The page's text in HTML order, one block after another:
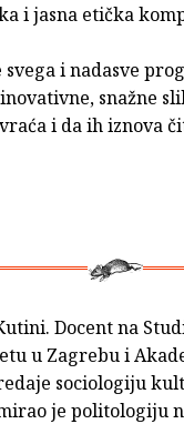
i jasna etička
i nadasve
snažne
i da ih iznova
Docent na
u Zagrebu i
sociologiju
je politologiju